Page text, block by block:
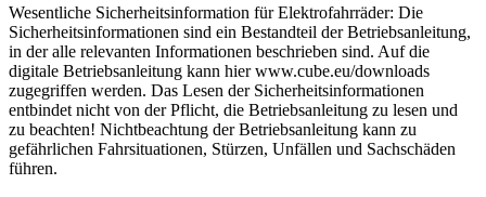
Wesentliche Sicherheitsinformation für Elektrofahrräder: Die
Sicherheitsinformationen sind ein Bestandteil der Betriebsanleitung,
in der alle relevanten Informationen beschrieben sind. Auf die
digitale Betriebsanleitung kann hier www.cube.eu/downloads
zugegriffen werden. Das Lesen der Sicherheitsinformationen
entbindet nicht von der Pflicht, die Betriebsanleitung zu lesen und
zu beachten! Nichtbeachtung der Betriebsanleitung kann zu
gefährlichen Fahrsituationen, Stürzen, Unfällen und Sachschäden
führen.